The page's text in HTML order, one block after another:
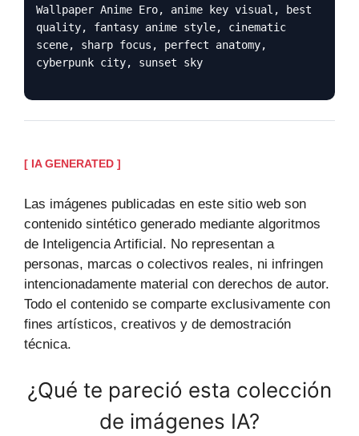
Wallpaper Anime Ero, anime key visual, best
quality, fantasy anime style, cinematic
scene, sharp focus, perfect anatomy,
cyberpunk city, sunset sky
[ IA GENERATED ]
Las imágenes publicadas en este sitio web son
contenido sintético generado mediante algoritmos
de Inteligencia Artificial. No representan a
personas, marcas o colectivos reales, ni infringen
intencionadamente material con derechos de autor.
Todo el contenido se comparte exclusivamente con
fines artísticos, creativos y de demostración
técnica.
¿Qué te pareció esta colección
de imágenes IA?